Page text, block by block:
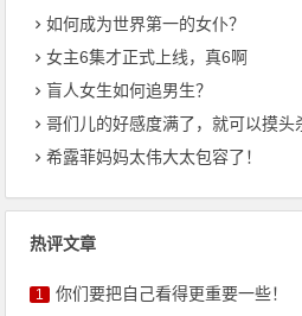
如何成为世界第一的女仆？
女主6集才正式上线，真6啊
盲人女生如何追男生？
哥们儿的好感度满了，就可以摸头
希露菲妈妈太伟大太包容了！
热评文章
1 你们要把自己看得更重要一些！